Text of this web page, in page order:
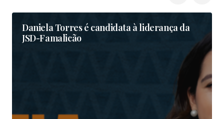
Daniela Torres é candidata à liderança da
JSD-Famalicão